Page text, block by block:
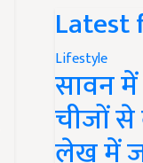
Latest
Lifestyle
सावन
चीजों